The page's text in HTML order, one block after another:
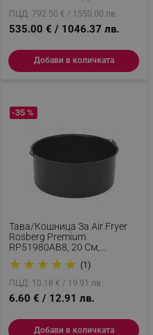
ПЦД: 792.50 € / 1550.00 лв.
535.00 € / 1046.37 лв.
Добави в количката
Тава/кошница За Air Fryer
Rosberg Premium
RP51980AB8, 20 См,
Въглеродна Стомана, Черен
★ ★ ★ ★ ★ (1)
-35 %
ПЦД: 10.18 € / 19.91 лв.
6.60 € / 12.91 лв.
Добави в количката
.alleop.bg
.alleop.bg
.alleop.bg